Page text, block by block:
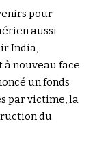
pour
aussi
India,
à nouveau face
un fonds
par victime, la
du